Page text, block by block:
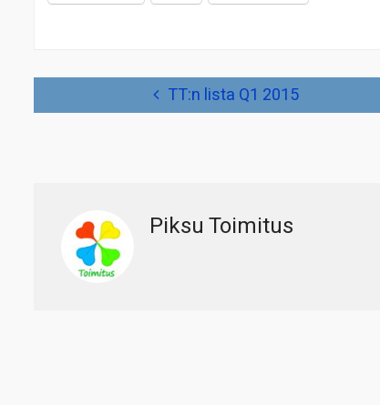
TT:n lista Q1 2015
Piksu Toimitus